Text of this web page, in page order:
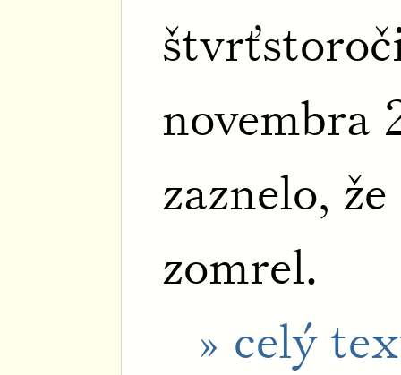
novembra
zaznelo,
zomrel.
» celý